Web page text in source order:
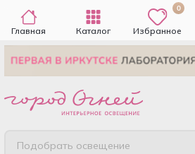
Главная Каталог
0
Избранное
Подобрать освещение